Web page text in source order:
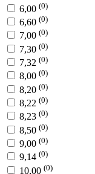
6,00 (0)
6,60 (0)
7,00 (0)
7,30 (0)
7,32 (0)
8,00 (0)
8,20 (0)
8,22 (0)
8,23 (0)
8,50 (0)
9,00 (0)
9,14 (0)
10,00 (0)